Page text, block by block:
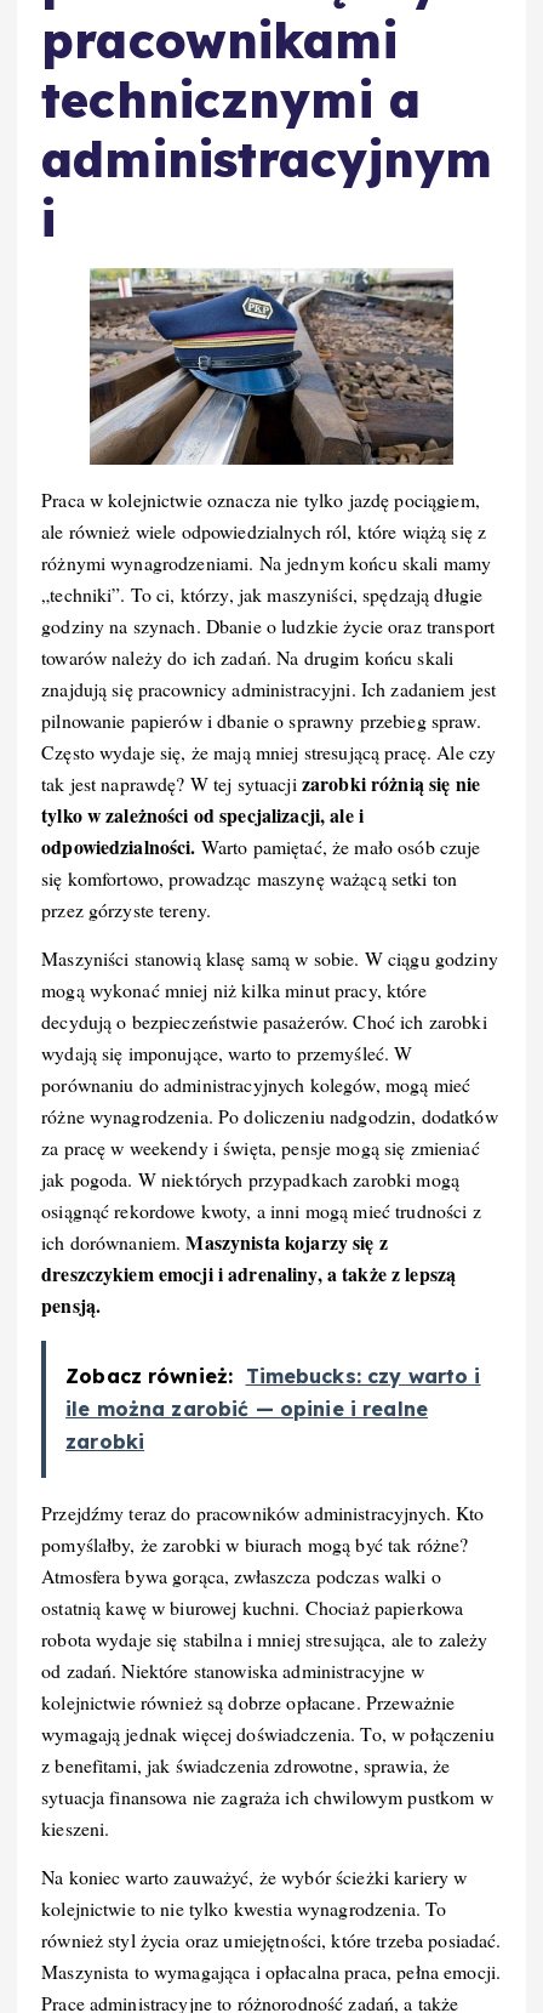
pracownikami
technicznymi a
administracyjnym
i
Praca w kolejnictwie oznacza nie tylko jazdę pociągiem,
ale również wiele odpowiedzialnych ról, które wiążą się z
różnymi wynagrodzeniami. Na jednym końcu skali mamy
„techniki”. To ci, którzy, jak maszyniści, spędzają długie
godziny na szynach. Dbanie o ludzkie życie oraz transport
towarów należy do ich zadań. Na drugim końcu skali
znajdują się pracownicy administracyjni. Ich zadaniem jest
pilnowanie papierów i dbanie o sprawny przebieg spraw.
Często wydaje się, że mają mniej stresującą pracę. Ale czy
tak jest naprawdę? W tej sytuacji zarobki różnią się nie
tylko w zależności od specjalizacji, ale i
odpowiedzialności. Warto pamiętać, że mało osób czuje
się komfortowo, prowadząc maszynę ważącą setki ton
przez górzyste tereny.
Maszyniści stanowią klasę samą w sobie. W ciągu godziny
mogą wykonać mniej niż kilka minut pracy, które
decydują o bezpieczeństwie pasażerów. Choć ich zarobki
wydają się imponujące, warto to przemyśleć. W
porównaniu do administracyjnych kolegów, mogą mieć
różne wynagrodzenia. Po doliczeniu nadgodzin, dodatków
za pracę w weekendy i święta, pensje mogą się zmieniać
jak pogoda. W niektórych przypadkach zarobki mogą
osiągnąć rekordowe kwoty, a inni mogą mieć trudności z
ich dorównaniem.Maszynista kojarzy się z
dreszczykiem emocji i adrenaliny, a także z lepszą
pensją.
Zobacz również: Timebucks: czy warto i
ile można zarobić — opinie i realne
zarobki
Przejdźmy teraz do pracowników administracyjnych. Kto
pomyślałby, że zarobki w biurach mogą być tak różne?
Atmosfera bywa gorąca, zwłaszcza podczas walki o
ostatnią kawę w biurowej kuchni. Chociaż papierkowa
robota wydaje się stabilna i mniej stresująca, ale to zależy
od zadań. Niektóre stanowiska administracyjne w
kolejnictwie również są dobrze opłacane. Przeważnie
wymagają jednak więcej doświadczenia. To, w połączeniu
z benefitami, jak świadczenia zdrowotne, sprawia, że
sytuacja finansowa nie zagraża ich chwilowym pustkom w
kieszeni.
Na koniec warto zauważyć, że wybór ścieżki kariery w
kolejnictwie to nie tylko kwestia wynagrodzenia. To
również styl życia oraz umiejętności, które trzeba posiadać.
Maszynista to wymagająca i opłacalna praca, pełna emocji.
Prace administracyjne to różnorodność zadań, a także